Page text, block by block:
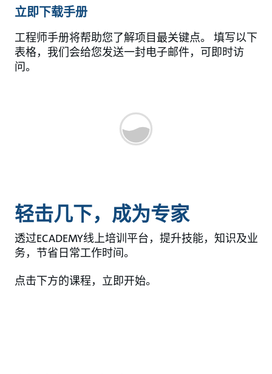
立即下载手册
工程师手册将帮助您了解项目最关键点。 填写以下
表格，我们会给您发送一封电子邮件，可即时访
问。
轻击几下，成为专家
透过ECADEMY线上培训平台，提升技能，知识及业
务，节省日常工作时间。
点击下方的课程，立即开始。